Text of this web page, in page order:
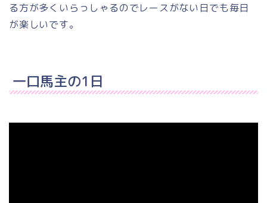
る方が多くいらっしゃるのでレースがない日でも毎日
が楽しいです。
一口馬主の1日